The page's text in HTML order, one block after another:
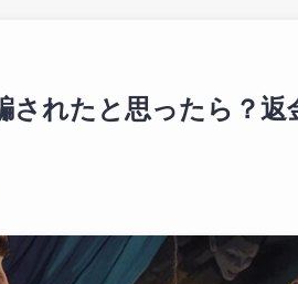
されたと思ったら？